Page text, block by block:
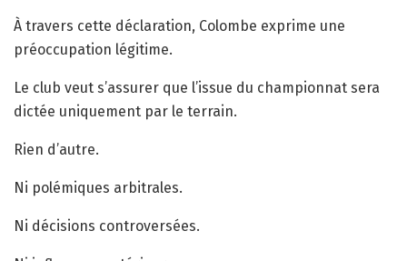
À travers cette déclaration, Colombe exprime une
préoccupation légitime.
Le club veut s’assurer que l’issue du championnat sera
dictée uniquement par le terrain.
Rien d’autre.
Ni polémiques arbitrales.
Ni décisions controversées.